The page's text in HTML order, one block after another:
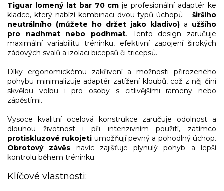
Tiguar lomený lat bar 70 cm je profesionální adaptér ke
kladce, který nabízí kombinaci dvou typů úchopů – širšího
neutrálního (můžete ho držet jako kladivo) a užšího
pro nadhmat nebo podhmat. Tento design zaručuje
maximální variabilitu tréninku, efektivní zapojení širokých
zádových svalů a izolaci bicepsů či tricepsů.
Díky ergonomickému zakřivení a možnosti přirozeného
pohybu minimalizuje adaptér zatížení kloubů, což z něj činí
skvělou volbu i pro osoby s citlivějšími rameny nebo
zápěstími.
Vysoce kvalitní ocelová konstrukce zaručuje odolnost a
dlouhou životnost i při intenzivním použití, zatímco
protiskluzové rukojeti umožňují pevný a pohodlný úchop.
Obrotový závěs navíc zajišťuje plynulý pohyb a lepší
kontrolu během tréninku.
Klíčové vlastnosti: